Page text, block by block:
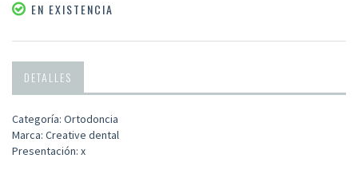
EN EXISTENCIA
DETALLES
Categoría: Ortodoncia
Marca: Creative dental
Presentación: x